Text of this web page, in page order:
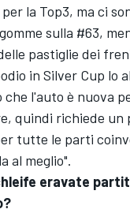
la Top3, ma ci
sulla #63,
pastiglie dei
in Silver Cup lo
che l'auto è nuova
quindi richiede un
tutte le parti
al meglio".
eravate